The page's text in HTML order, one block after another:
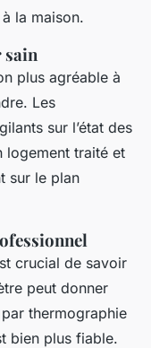
la maison.
sain
plus agréable à
Les
sur l’état des
logement traité et
sur le plan
crucial de savoir
peut donner
thermographie
bien plus fiable.